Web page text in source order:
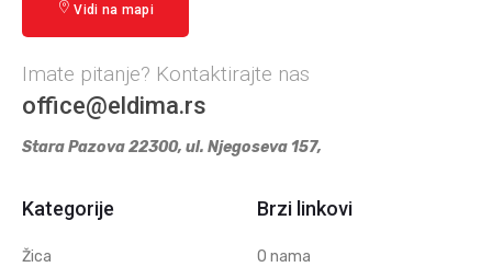
Vidi na mapi
Imate pitanje? Kontaktirajte nas
office@eldima.rs
Stara Pazova 22300, ul. Njegoseva 157,
Kategorije
Žica
Brzi linkovi
O nama